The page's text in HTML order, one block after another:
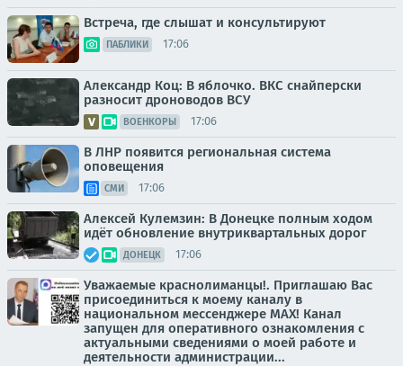
Встреча, где слышат и консультируют
ПАБЛИКИ 17:06
Александр Коц: В яблочко. ВКС снайперски
разносит дроноводов ВСУ
ВОЕНКОРЫ 17:06
В ЛНР появится региональная система
оповещения
СМИ 17:06
Алексей Кулемзин: В Донецке полным ходом
идёт обновление внутриквартальных дорог
ДОНЕЦК 17:06
Уважаемые краснолиманцы!. Приглашаю Вас
присоединиться к моему каналу в
национальном мессенджере MAX! Канал
запущен для оперативного ознакомления с
актуальными сведениями о моей работе и
деятельности администрации...